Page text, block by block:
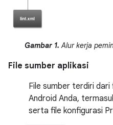
Gambar 1. Alur kerja
File sumber aplikasi
File sumber terdiri
Android Anda,
serta file konfigurasi